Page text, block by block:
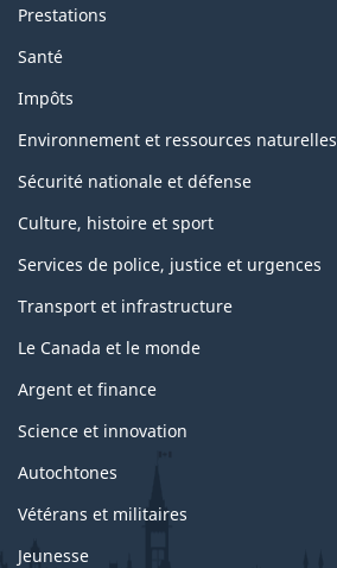
Prestations
Santé
Impôts
Environnement et ressources naturelles
Sécurité nationale et défense
Culture, histoire et sport
Services de police, justice et urgences
Transport et infrastructure
Le Canada et le monde
Argent et finance
Science et innovation
Autochtones
Vétérans et militaires
Jeunesse